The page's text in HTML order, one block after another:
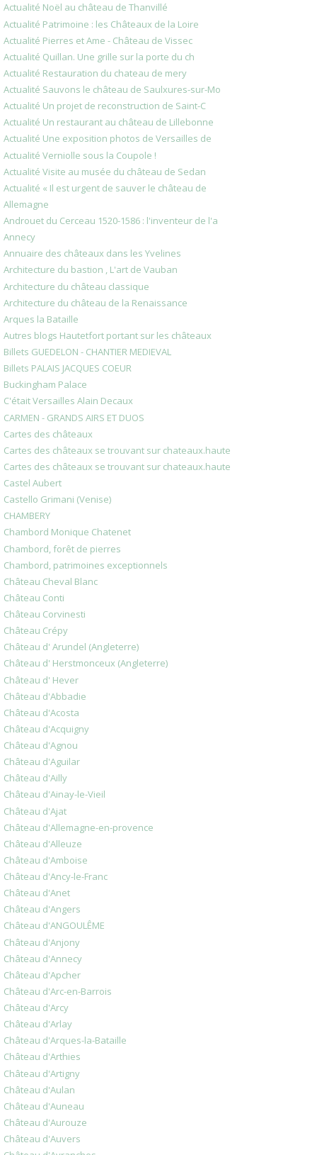
Actualité Noël au château de Thanvillé
Actualité Patrimoine : les Châteaux de la Loire
Actualité Pierres et Ame - Château de Vissec
Actualité Quillan. Une grille sur la porte du ch
Actualité Restauration du chateau de mery
Actualité Sauvons le château de Saulxures-sur-Mo
Actualité Un projet de reconstruction de Saint-C
Actualité Un restaurant au château de Lillebonne
Actualité Une exposition photos de Versailles de
Actualité Verniolle sous la Coupole !
Actualité Visite au musée du château de Sedan
Actualité « Il est urgent de sauver le château de
Allemagne
Androuet du Cerceau 1520-1586 : l'inventeur de l'a
Annecy
Annuaire des châteaux dans les Yvelines
Architecture du bastion , L'art de Vauban
Architecture du château classique
Architecture du château de la Renaissance
Arques la Bataille
Autres blogs Hautetfort portant sur les châteaux
Billets GUEDELON - CHANTIER MEDIEVAL
Billets PALAIS JACQUES COEUR
Buckingham Palace
C'était Versailles Alain Decaux
CARMEN - GRANDS AIRS ET DUOS
Cartes des châteaux
Cartes des châteaux se trouvant sur chateaux.haute
Cartes des châteaux se trouvant sur chateaux.haute
Castel Aubert
Castello Grimani (Venise)
CHAMBERY
Chambord Monique Chatenet
Chambord, forêt de pierres
Chambord, patrimoines exceptionnels
Château Cheval Blanc
Château Conti
Château Corvinesti
Château Crépy
Château d' Arundel (Angleterre)
Château d' Herstmonceux (Angleterre)
Château d' Hever
Château d'Abbadie
Château d'Acosta
Château d'Acquigny
Château d'Agnou
Château d'Aguilar
Château d'Ailly
Château d'Ainay-le-Vieil
Château d'Ajat
Château d'Allemagne-en-provence
Château d'Alleuze
Château d'Amboise
Château d'Ancy-le-Franc
Château d'Anet
Château d'Angers
Château d'ANGOULÊME
Château d'Anjony
Château d'Annecy
Château d'Apcher
Château d'Arc-en-Barrois
Château d'Arcy
Château d'Arlay
Château d'Arques-la-Bataille
Château d'Arthies
Château d'Artigny
Château d'Aulan
Château d'Auneau
Château d'Aurouze
Château d'Auvers